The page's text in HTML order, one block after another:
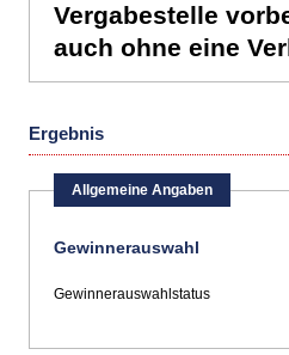
Vergabestelle
auch ohne eine
Ergebnis
Allgemeine Angaben
Gewinnerauswahl
Gewinnerauswahlstatus